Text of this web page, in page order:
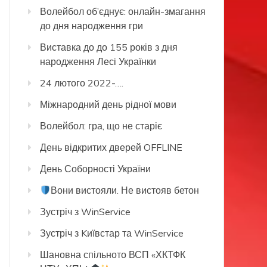
Волейбол об’єднує: онлайн-змагання
до дня народження гри
Виставка до до 155 років з дня
народження Лесі Українки
24 лютого 2022-….
Міжнародний день рідної мови
Волейбол: гра, що не старіє
День відкритих дверей OFFLINE
День Соборності України
Вони вистояли. Не вистояв бетон
Зустріч з WinService
Зустріч з Kиївстар та WinService
Шановна спільното ВСП «ХКТФК